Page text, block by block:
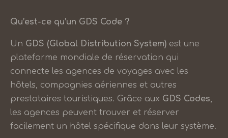
Qu’est-ce qu’un GDS Code ?
Un GDS (Global Distribution System) est une
plateforme mondiale de réservation qui
connecte les agences de voyages avec les
hôtels, compagnies aériennes et autres
prestataires touristiques. Grâce aux GDS Codes,
les agences peuvent trouver et réserver
facilement un hôtel spécifique dans leur système.